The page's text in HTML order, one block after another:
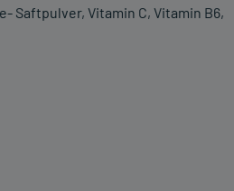
Saftpulver, Vitamin C, Vitamin B6,